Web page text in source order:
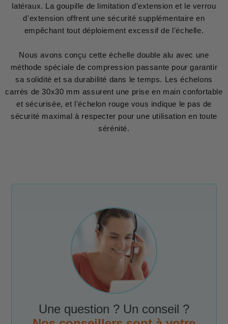
latéraux. La goupille de limitation d'extension et le verrou
d'extension offrent une sécurité supplémentaire en
empêchant tout déploiement excessif de l'échelle.
Nous avons conçu cette échelle double alu avec une
méthode spéciale de compression passante pour garantir
sa solidité et sa durabilité dans le temps. Les échelons
carrés de 30x30 mm assurent une prise en main confortable
et sécurisée, et l'échelon rouge vous indique le pas de
sécurité maximal à respecter pour une utilisation en toute
sérénité.
Une question ? Un conseil ?